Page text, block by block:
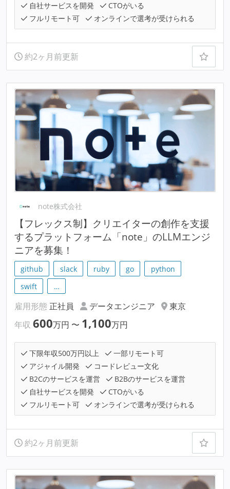
自社サービスを開発
CTOがいる
フルリモート可
オンラインで選考が受けられる
約2ヶ月前更新
note株式会社
【フレックス制】クリエイターの創作を支援
するプラットフォーム「note」のLLMエンジ
ニアを募集！
github slack ruby go
python
swift
…
雇用形態 正社員 データエンジニア
東京
年収 600万円 〜 1,100万円
下限年収500万円以上
一部リモート可
アジャイル開発
コードレビュー文化
B2Cのサービスを運営
B2Bのサービスを運営
自社サービスを開発
CTOがいる
フルリモート可
オンラインで選考が受けられる
約2ヶ月前更新